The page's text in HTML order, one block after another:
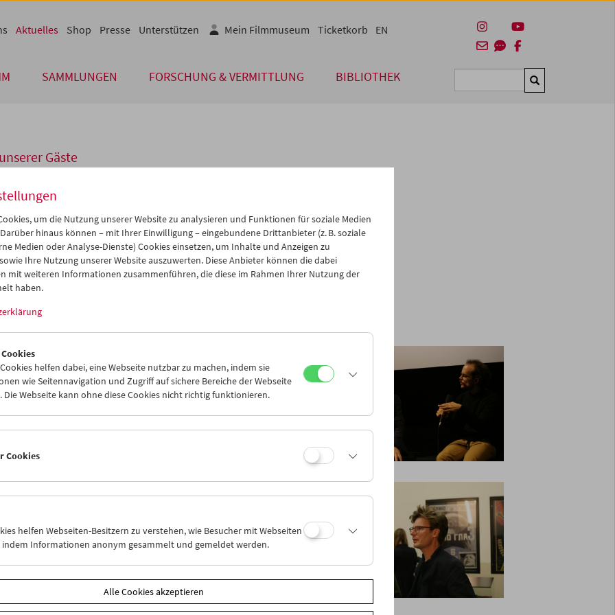
SAMMLUNGEN FORSCHUNG & VERMITTLUNG BIBLIOTHEK Suchen
Aktuelles Shop Presse Unterstützen Mein Filmmuseum Ticketkorb EN
Gäste
Clemens von Wedemeyer
zeigt das Filmmuseum am 19. und 20. November zum ersten
einen Querschnitt der Arbeiten des KünstlersClemens von
, der 2006 den deutschen Wettbewerb der Internationalen
Oberhausen gewann und mit seinen Arbeiten bei der documenta und
um die Nutzung unserer Website zu analysieren und Funktionen für soziale Medien
hinaus können – mit Ihrer Einwilligung – eingebundene Drittanbieter (z. B. soziale
Medien oder Analyse-Dienste) Cookies einsetzen, um Inhalte und Anzeigen zu
Ihre Nutzung unserer Website auszuwerten. Diese Anbieter können die dabei
mit weiteren Informationen zusammenführen, die diese im Rahmen Ihrer Nutzung der
haben.
helfen dabei, eine Webseite nutzbar zu machen, indem sie
wie Seitennavigation und Zugriff auf sichere Bereiche der Webseite
Die Webseite kann ohne diese Cookies nicht richtig funktionieren.
Cookies
helfen Webseiten-Besitzern zu verstehen, wie Besucher mit Webseiten
indem Informationen anonym gesammelt und gemeldet werden.
Alle Cookies akzeptieren